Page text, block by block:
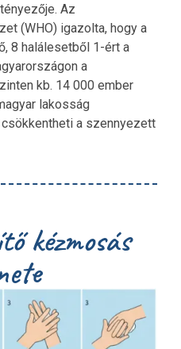
Az
(WHO) igazolta, hogy a
8 halálesetből 1-ért a
a
kb. 14 000 ember
lakosság
a szennyezett
kézmosás